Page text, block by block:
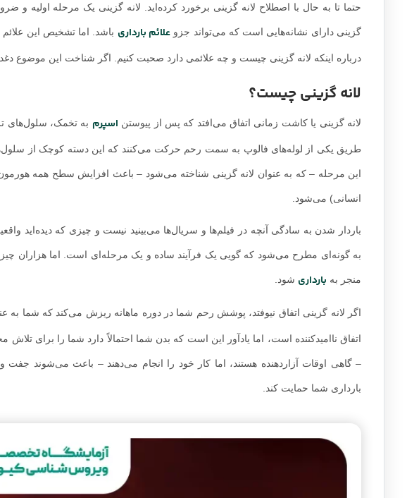
حتما تا به حال با اصطلاح لانه گزینی برخورد کرده‌اید. لانه گزینی یک مرحله اولیه
گزینی دارای نشانه‌هایی است که می‌تواند جزو علائم بارداری باشد. اما تشخیص این
درباره اینکه لانه گزینی چیست و چه علائمی دارد صحبت کنیم. اگر شناخت این موضوع
لانه گزینی چیست؟
لانه گزینی یا کاشت زمانی اتفاق می‌افتد که پس از پیوستن اسپرم به تخمک، سلول‌های
طریق یکی از لوله‌های فالوپ به سمت رحم حرکت می‌کنند که این دسته کوچک از سلول‌ها
انسانی) می‌شود.
باردار شدن به سادگی آنچه در فیلم‌ها و سریال‌ها می‌بینید نیست و چیزی که دیده‌اید
به گونه‌ای مطرح می‌شود که گویی یک فرآیند ساده و یک مرحله‌ای است. اما هزاران چیز
منجر به بارداری شود.
اگر لانه گزینی اتفاق نیوفتد، پوشش رحم شما در دوره ماهانه ریزش می‌کند که شما به
اتفاق ناامیدکننده است، اما یادآور این است که بدن شما احتمالاً دارد شما را برای تلاش
– گاهی اوقات آزاردهنده هستند، اما کار خود را انجام می‌دهند – باعث می‌شوند
بارداری شما حمایت کند.